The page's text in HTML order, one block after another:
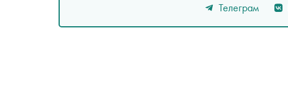
Телеграм